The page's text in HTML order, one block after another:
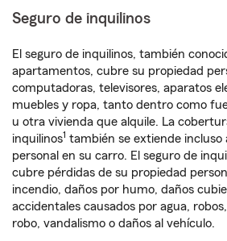
Seguro de inquilinos
El seguro de inquilinos, también
apartamentos, cubre su propiedad
computadoras, televisores, aparatos
muebles y ropa, tanto dentro como
u otra vivienda que alquile. La
inquilinos1 también se extiende incluso
personal en su carro. El seguro de
cubre pérdidas de su propiedad
incendio, daños por humo, daños
accidentales causados por agua,
robo, vandalismo o daños al vehículo.